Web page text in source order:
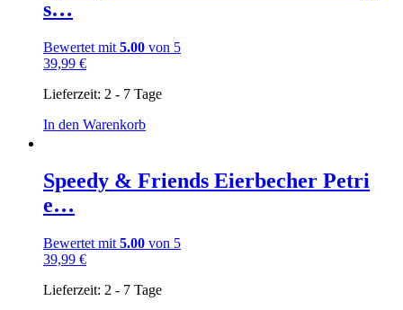
s…
Bewertet mit 5.00 von 5
39,99 €
Lieferzeit: 2 - 7 Tage
In den Warenkorb
Speedy & Friends Eierbecher Petri
e…
Bewertet mit 5.00 von 5
39,99 €
Lieferzeit: 2 - 7 Tage